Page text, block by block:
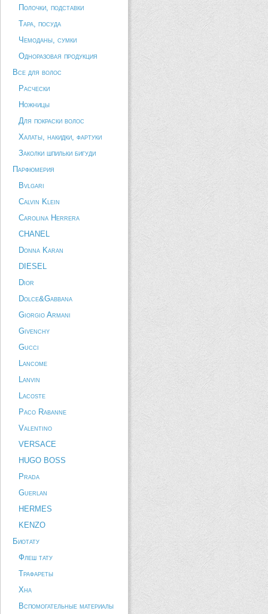
Полочки, подставки
Тара, посуда
Чемоданы, сумки
Одноразовая продукция
Все для волос
Расчески
Ножницы
Для покраски волос
Халаты, накидки, фартуки
Заколки шпильки бигуди
Парфюмерия
Bvlgari
Calvin Klein
Carolina Herrera
CHANEL
Donna Karan
DIESEL
Dior
Dolce&Gabbana
Giorgio Armani
Givenchy
Gucci
Lancome
Lanvin
Lacoste
Paco Rabanne
Valentino
VERSACE
HUGO BOSS
Prada
Guerlan
HERMES
KENZO
Биотату
Флеш тату
Трафареты
Хна
Вспомогательные материалы